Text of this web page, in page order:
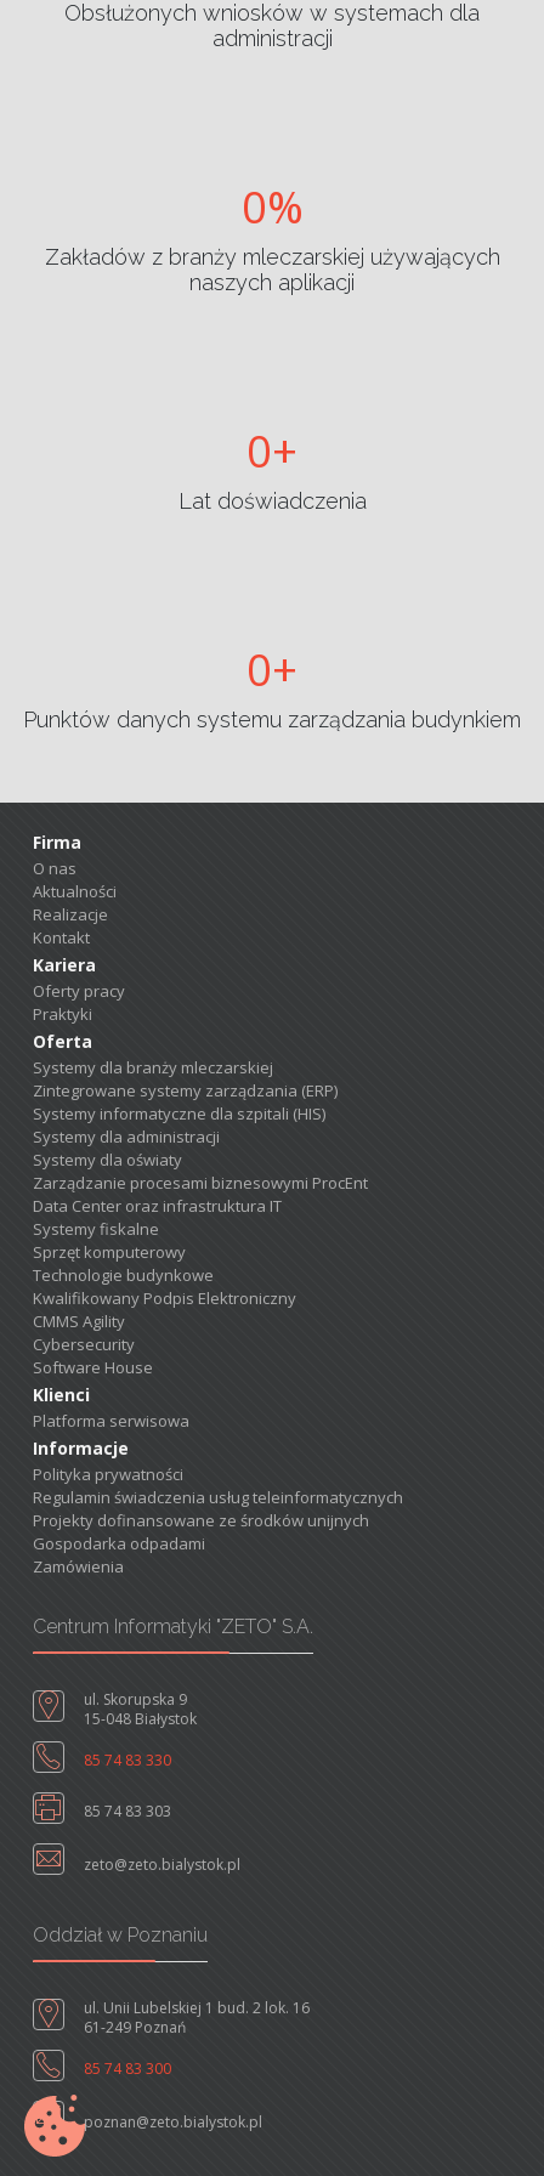
Obsłużonych wniosków w systemach dla
administracji
0
Zakładów z branży mleczarskiej używających
naszych aplikacji
0
Lat doświadczenia
0
Punktów danych systemu zarządzania budynkiem
Firma
O nas
Aktualności
Realizacje
Kontakt
Kariera
Oferty pracy
Praktyki
Oferta
Systemy dla branży mleczarskiej
Zintegrowane systemy zarządzania (ERP)
Systemy informatyczne dla szpitali (HIS)
Systemy dla administracji
Systemy dla oświaty
Zarządzanie procesami biznesowymi ProcEnt
Data Center oraz infrastruktura IT
Systemy fiskalne
Sprzęt komputerowy
Technologie budynkowe
Kwalifikowany Podpis Elektroniczny
CMMS Agility
Cybersecurity
Software House
Klienci
Platforma serwisowa
Informacje
Polityka prywatności
Regulamin świadczenia usług teleinformatycznych
Projekty dofinansowane ze środków unijnych
Gospodarka odpadami
Zamówienia
Centrum Informatyki "ZETO" S.A.
ul. Skorupska 9
15-048 Białystok
85 74 83 330
85 74 83 303
zeto@zeto.bialystok.pl
Oddział w Poznaniu
ul. Unii Lubelskiej 1 bud. 2 lok. 16
61-249 Poznań
85 74 83 300
poznan@zeto.bialystok.pl